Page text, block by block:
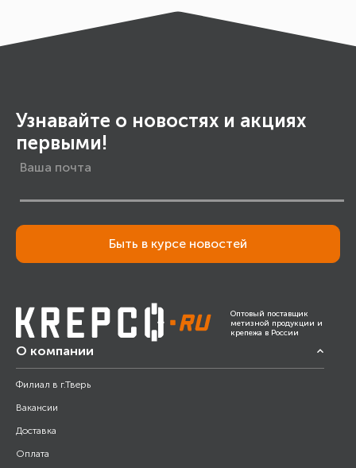
Узнавайте о новостях и акциях
первыми!
Быть в курсе новостей
Оптовый поставщик
метизной продукции и
крепежа в России
О компании
Филиал в г.Тверь
Вакансии
Доставка
Оплата